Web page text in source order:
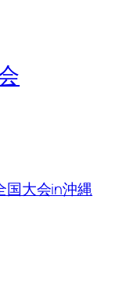
国大会in沖縄